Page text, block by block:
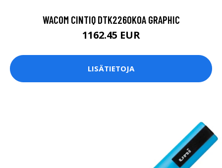
WACOM CINTIQ DTK2260K0A GRAPHIC
1162.45 EUR
LISÄTIETOJA